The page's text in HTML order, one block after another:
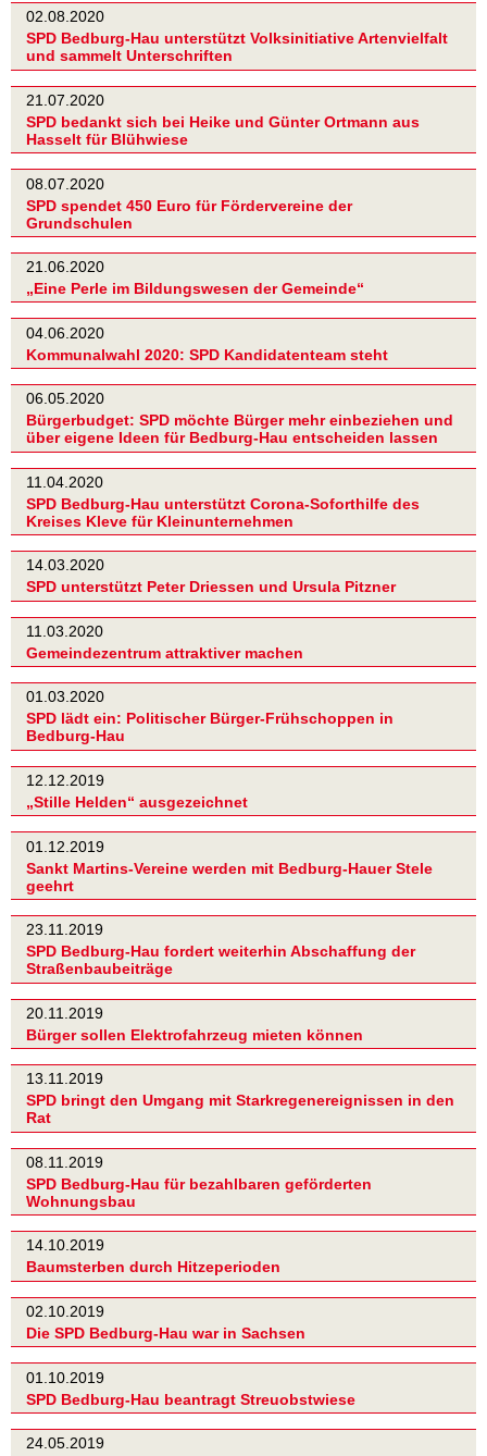
02.08.2020
SPD Bedburg-Hau unterstützt Volksinitiative Artenvielfalt
und sammelt Unterschriften
21.07.2020
SPD bedankt sich bei Heike und Günter Ortmann aus
Hasselt für Blühwiese
08.07.2020
SPD spendet 450 Euro für Fördervereine der
Grundschulen
21.06.2020
„Eine Perle im Bildungswesen der Gemeinde“
04.06.2020
Kommunalwahl 2020: SPD Kandidatenteam steht
06.05.2020
Bürgerbudget: SPD möchte Bürger mehr einbeziehen und
über eigene Ideen für Bedburg-Hau entscheiden lassen
11.04.2020
SPD Bedburg-Hau unterstützt Corona-Soforthilfe des
Kreises Kleve für Kleinunternehmen
14.03.2020
SPD unterstützt Peter Driessen und Ursula Pitzner
11.03.2020
Gemeindezentrum attraktiver machen
01.03.2020
SPD lädt ein: Politischer Bürger-Frühschoppen in
Bedburg-Hau
12.12.2019
„Stille Helden“ ausgezeichnet
01.12.2019
Sankt Martins-Vereine werden mit Bedburg-Hauer Stele
geehrt
23.11.2019
SPD Bedburg-Hau fordert weiterhin Abschaffung der
Straßenbaubeiträge
20.11.2019
Bürger sollen Elektrofahrzeug mieten können
13.11.2019
SPD bringt den Umgang mit Starkregenereignissen in den
Rat
08.11.2019
SPD Bedburg-Hau für bezahlbaren geförderten
Wohnungsbau
14.10.2019
Baumsterben durch Hitzeperioden
02.10.2019
Die SPD Bedburg-Hau war in Sachsen
01.10.2019
SPD Bedburg-Hau beantragt Streuobstwiese
24.05.2019